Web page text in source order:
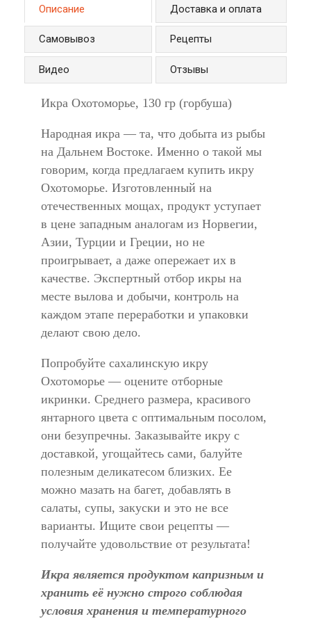
Описание (активная вкладка)Доставка и оплата
Самовывоз Рецепты
Видео Отзывы
Икра Охотоморье, 130 гр (горбуша)
Народная икра — та, что добыта из рыбы
на Дальнем Востоке. Именно о такой мы
говорим, когда предлагаем купить икру
Охотоморье. Изготовленный на
отечественных мощах, продукт уступает
в цене западным аналогам из Норвегии,
Азии, Турции и Греции, но не
проигрывает, а даже опережает их в
качестве. Экспертный отбор икры на
месте вылова и добычи, контроль на
каждом этапе переработки и упаковки
делают свою дело.
Попробуйте сахалинскую икру
Охотоморье — оцените отборные
икринки. Среднего размера, красивого
янтарного цвета с оптимальным посолом,
они безупречны. Заказывайте икру с
доставкой, угощайтесь сами, балуйте
полезным деликатесом близких. Ее
можно мазать на багет, добавлять в
салаты, супы, закуски и это не все
варианты. Ищите свои рецепты —
получайте удовольствие от результата!
Икра является продуктом капризным и
хранить её нужно строго соблюдая
условия хранения и температурного